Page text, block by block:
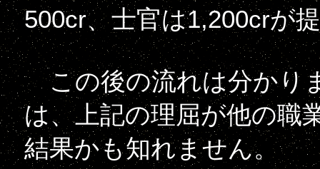
500cr、士官は1,200crが
この後の流れは分かり
は、上記の理屈が他の職
結果かも知れません。